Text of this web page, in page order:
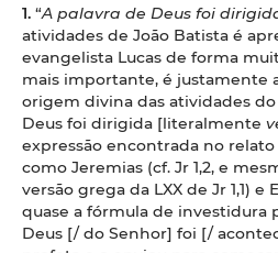
1. “A palavra de Deus foi
atividades de João Batista é
evangelista Lucas de forma
mais importante, é justamente
origem divina das atividades do
Deus foi dirigida [literalmente
expressão encontrada no
como Jeremias (cf. Jr 1,2, e
versão grega da LXX de Jr 1,1) e
quase a fórmula de investidura
Deus [/ do Senhor] foi [/